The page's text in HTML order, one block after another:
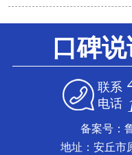
口碑
联系
电话
备案号：
地址：安丘市